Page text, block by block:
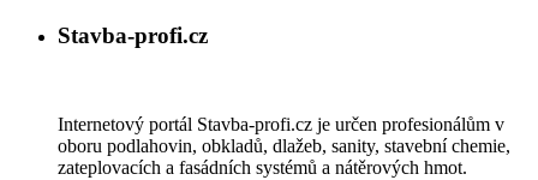
Stavba-profi.cz
Internetový portál Stavba-profi.cz je určen profesionálům v
oboru podlahovin, obkladů, dlažeb, sanity, stavební chemie,
zateplovacích a fasádních systémů a nátěrových hmot.